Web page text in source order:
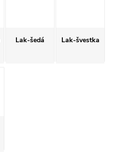
Lak-šedá Lak-švestka